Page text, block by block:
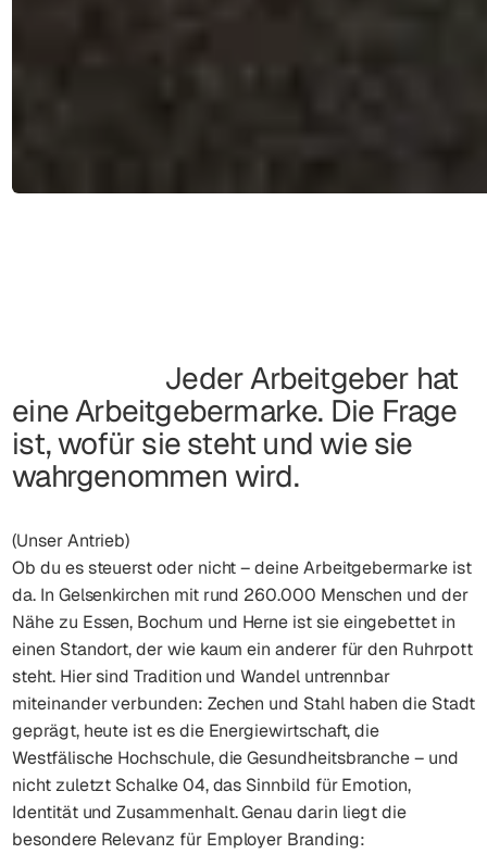
Jeder Arbeitgeber hat
eine Arbeitgebermarke. Die Frage
ist, wofür sie steht und wie sie
wahrgenommen wird.
(Unser Antrieb)
Ob du es steuerst oder nicht – deine Arbeitgebermarke ist
da. In Gelsenkirchen mit rund 260.000 Menschen und der
Nähe zu Essen, Bochum und Herne ist sie eingebettet in
einen Standort, der wie kaum ein anderer für den Ruhrpott
steht. Hier sind Tradition und Wandel untrennbar
miteinander verbunden: Zechen und Stahl haben die Stadt
geprägt, heute ist es die Energiewirtschaft, die
Westfälische Hochschule, die Gesundheitsbranche – und
nicht zuletzt Schalke 04, das Sinnbild für Emotion,
Identität und Zusammenhalt. Genau darin liegt die
besondere Relevanz für Employer Branding: